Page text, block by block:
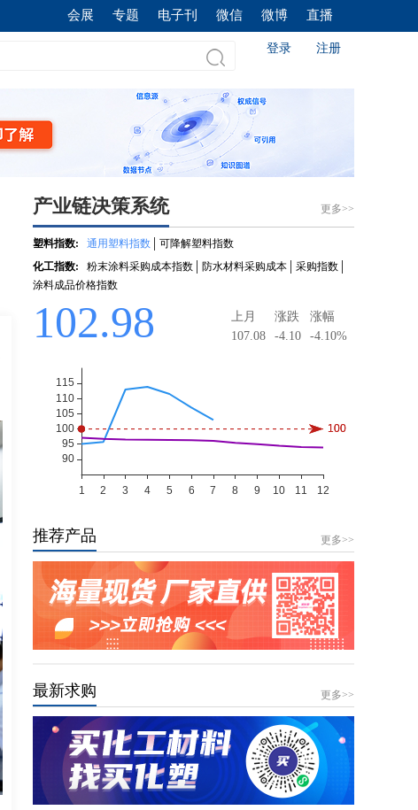
会展 专题 电子刊 微信 微博 直播
登录 注册
推荐产品 更多>>
最新求购 更多>>